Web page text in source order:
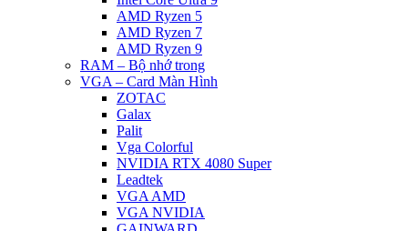
AMD Ryzen 5
AMD Ryzen 7
AMD Ryzen 9
RAM – Bộ nhớ trong
VGA – Card Màn Hình
ZOTAC
Galax
Palit
Vga Colorful
NVIDIA RTX 4080 Super
Leadtek
VGA AMD
VGA NVIDIA